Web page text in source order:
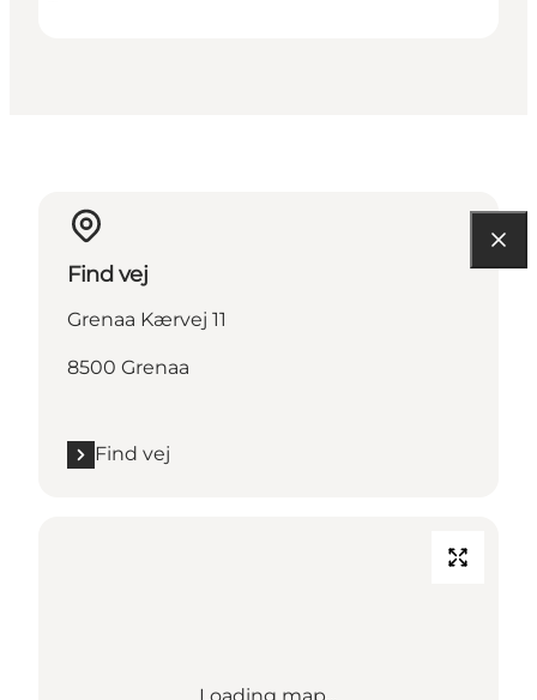
Find vej
Grenaa Kærvej 11
8500 Grenaa
Find vej